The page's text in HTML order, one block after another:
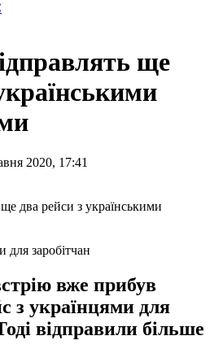
ще
2020, 17:41
для заробітчан
вже прибув
з українцями для
відправили більше